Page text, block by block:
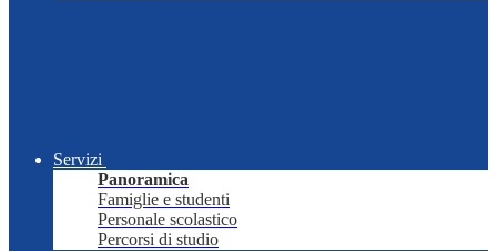
Servizi
Panoramica
Famiglie e studenti
Personale scolastico
Percorsi di studio